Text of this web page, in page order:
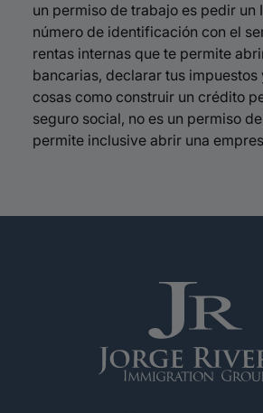
un permiso de trabajo es pedir un
número de identificación con el
rentas internas que te permite
bancarias, declarar tus impuestos
cosas como construir un crédito
seguro social, no es un permiso
permite inclusive abrir una